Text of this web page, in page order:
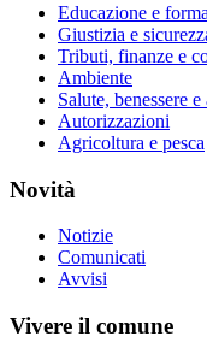
Educazione e
Giustizia e
Tributi, finanze e
Ambiente
Salute, benessere e
Autorizzazioni
Agricoltura e pesca
Novità
Notizie
Comunicati
Avvisi
Vivere il comune